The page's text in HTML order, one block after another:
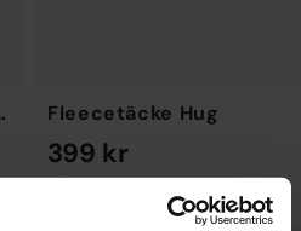
Hug Fleecetäcke Hug
399 kr